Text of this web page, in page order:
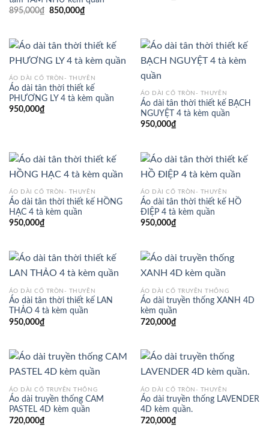
895,000₫ Giá
850,000₫Giá
850,000₫.
ÁO DÀI CỔ TRÒN- THUYỀN
Áo dài tân thời thiết kế
PHƯƠNG LY 4 tà kèm quần
950,000₫
ÁO DÀI CỔ TRÒN- THUYỀN
Áo dài tân thời thiết kế BẠCH
NGUYỆT 4 tà kèm quần
950,000₫
ÁO DÀI CỔ TRÒN- THUYỀN
Áo dài tân thời thiết kế HỒNG
HẠC 4 tà kèm quần
950,000₫
ÁO DÀI CỔ TRÒN- THUYỀN
Áo dài tân thời thiết kế HỒ
ĐIỆP 4 tà kèm quần
950,000₫
ÁO DÀI CỔ TRÒN- THUYỀN
Áo dài tân thời thiết kế LAN
THẢO 4 tà kèm quần
950,000₫
ÁO DÀI CỔ TRUYỀN THỐNG
Áo dài truyền thống XANH 4D
kèm quần
720,000₫
ÁO DÀI CỔ TRUYỀN THỐNG
Áo dài truyền thống CAM
PASTEL 4D kèm quần
720,000₫
ÁO DÀI CỔ TRÒN- THUYỀN
Áo dài truyền thống LAVENDER
4D kèm quần.
720,000₫